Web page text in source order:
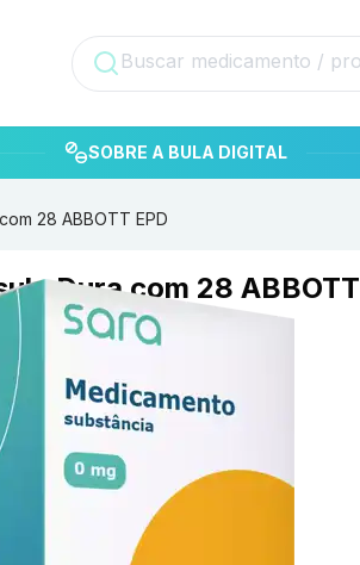
SOBRE A BULA DIGITAL
28 ABBOTT EPD
Dura com 28 ABBOTT